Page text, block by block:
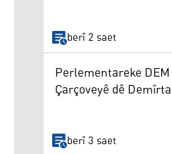
berî 2 saet
Perlementareke
Çarçoveyê dê
berî 3 saet